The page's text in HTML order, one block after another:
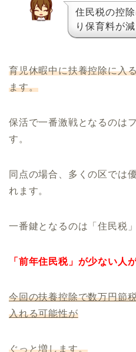
住民税の控
り保育料が
育児休暇中に扶養控除に入
ます。
保活で一番激戦となるのは
す。
同点の場合、多くの区では
れます。
一番鍵となるのは「住民税」
「前年住民税」が少ない人
今回の扶養控除で数万円節
入れる可能性が
ぐっと増します。